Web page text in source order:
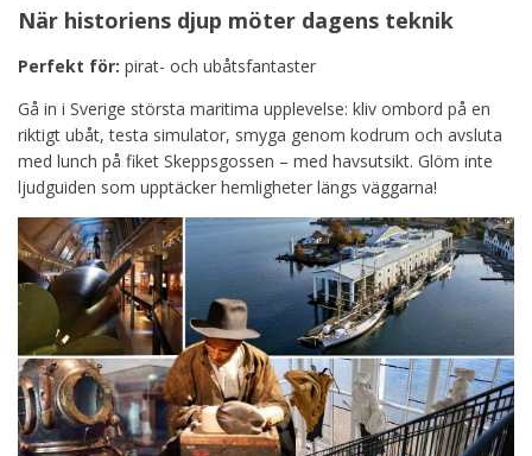
När historiens djup möter dagens teknik
Perfekt för: pirat- och ubåtsfantaster
Gå in i Sverige största maritima upplevelse: kliv ombord på en
riktigt ubåt, testa simulator, smyga genom kodrum och avsluta
med lunch på fiket Skeppsgossen – med havsutsikt. Glöm inte
ljudguiden som upptäcker hemligheter längs väggarna!